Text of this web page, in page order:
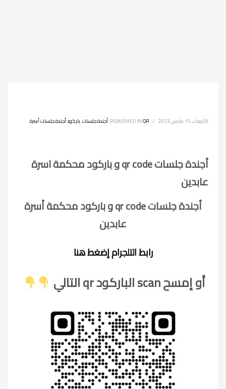
الأربعاء, 15 مارس 2023 /
PUBLISHED INQR
,أجندة جلسات,باركود أجندة جلسات أسرة
أجندة جلسات qr code و باركود محكمة اسرة
عابدين
أجندة جلسات qr code و باركود محكمة أسرة
عابدين
رابط التلجرام إضغط هنا
أو إمسح scan الباركود qr التالي